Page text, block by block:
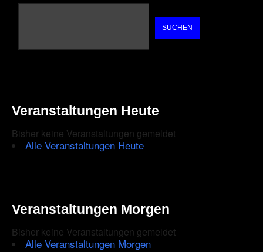
SUCHEN
Veranstaltungen Heute
Bisher keine Veranstaltungen gemeldet
Alle Veranstaltungen Heute
Veranstaltungen Morgen
Bisher keine Veranstaltungen gemeldet
Alle Veranstaltungen Morgen